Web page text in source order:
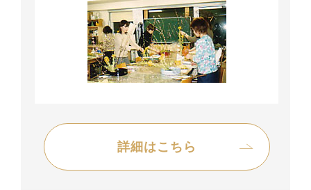
詳細はこちら